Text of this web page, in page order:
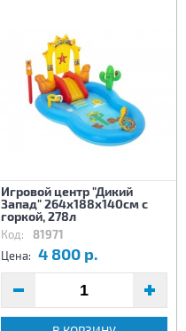
Игровой центр "Дикий
Запад" 264х188х140см с
горкой, 278л
Код: 81971
Цена: 4 800 р.